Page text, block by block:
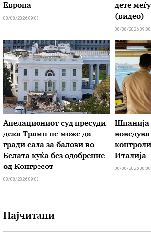
Европа
08/08/2026 09:08
дете
(видео)
08/08/2026 09:08
Апелациониот суд пресуди
дека Трамп не може да
гради сала за балови во
Белата куќа без одобрение
од Конгресот
08/08/2026 09:08
Шпанија
Италија
08/08/2026 08:08
Најчитани